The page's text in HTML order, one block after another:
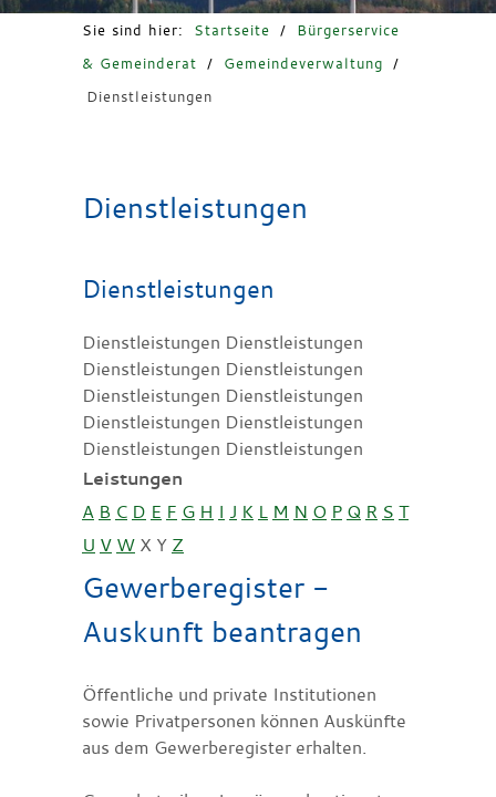
Sie sind hier: Startseite /
Bürgerservice
& Gemeinderat
/ Gemeindeverwaltung
/
Dienstleistungen
Dienstleistungen
Dienstleistungen
Dienstleistungen Dienstleistungen
Dienstleistungen Dienstleistungen
Dienstleistungen Dienstleistungen
Dienstleistungen Dienstleistungen
Dienstleistungen Dienstleistungen
Leistungen
A B C D E F G H I J K L M N O P Q R S T
U V W X Y Z
Gewerberegister -
Auskunft beantragen
Öffentliche und private Institutionen
sowie Privatpersonen können Auskünfte
aus dem Gewerberegister erhalten.